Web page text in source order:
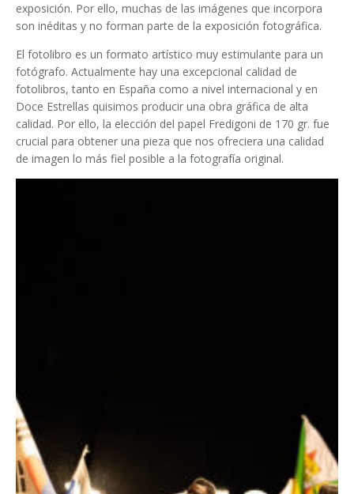
exposición. Por ello, muchas de las imágenes que incorpora
son inéditas y no forman parte de la exposición fotográfica.
El fotolibro es un formato artístico muy estimulante para un
fotógrafo. Actualmente hay una excepcional calidad de
fotolibros, tanto en España como a nivel internacional y en
Doce Estrellas quisimos producir una obra gráfica de alta
calidad. Por ello, la elección del papel Fredigoni de 170 gr. fue
crucial para obtener una pieza que nos ofreciera una calidad
de imagen lo más fiel posible a la fotografía original.